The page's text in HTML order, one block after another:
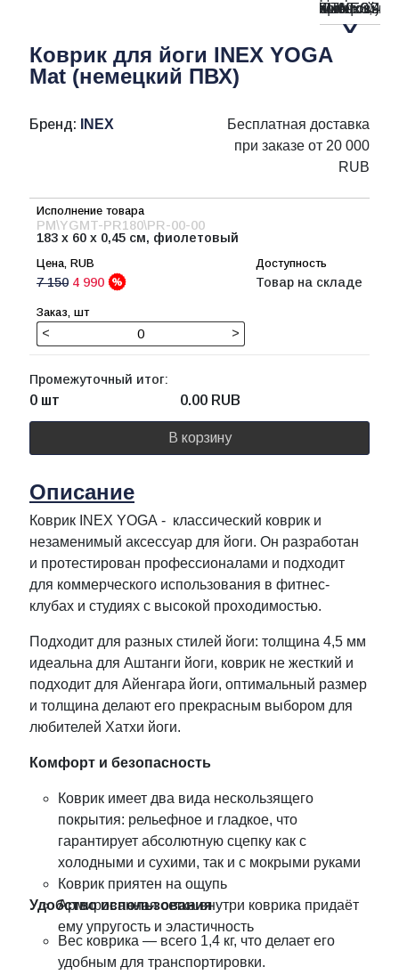
Коврик для йоги INEX YOGA
Mat (немецкий ПВХ)
Бренд: INEX
Бесплатная доставка
при заказе от 20 000
RUB
РМ\YGMT-PR180\PR-00-00
183 х 60 х 0,45 см, фиолетовый
7 150 4 990 Товар на складе
< >
Промежуточный итог:
0 шт 0.00 RUB
В корзину
Описание
Коврик INEX YOGA - классический коврик и
незаменимый аксессуар для йоги. Он разработан
и протестирован профессионалами и подходит
для коммерческого использования в фитнес-
клубах и студиях с высокой проходимостью.
Подходит для разных стилей йоги: толщина 4,5 мм
идеальна для Аштанги йоги, коврик не жесткий и
подходит для Айенгара йоги, оптимальный размер
и толщина делают его прекрасным выбором для
любителей Хатхи йоги.
Комфорт и безопасность
Коврик имеет два вида нескользящего
покрытия: рельефное и гладкое, что
гарантирует абсолютную сцепку как с
холодными и сухими, так и с мокрыми руками
Коврик приятен на ощупь
Армированная сетка внутри коврика придаёт
ему упругость и эластичность
Удобство использования
Вес коврика — всего 1,4 кг, что делает его
удобным для транспортировки.